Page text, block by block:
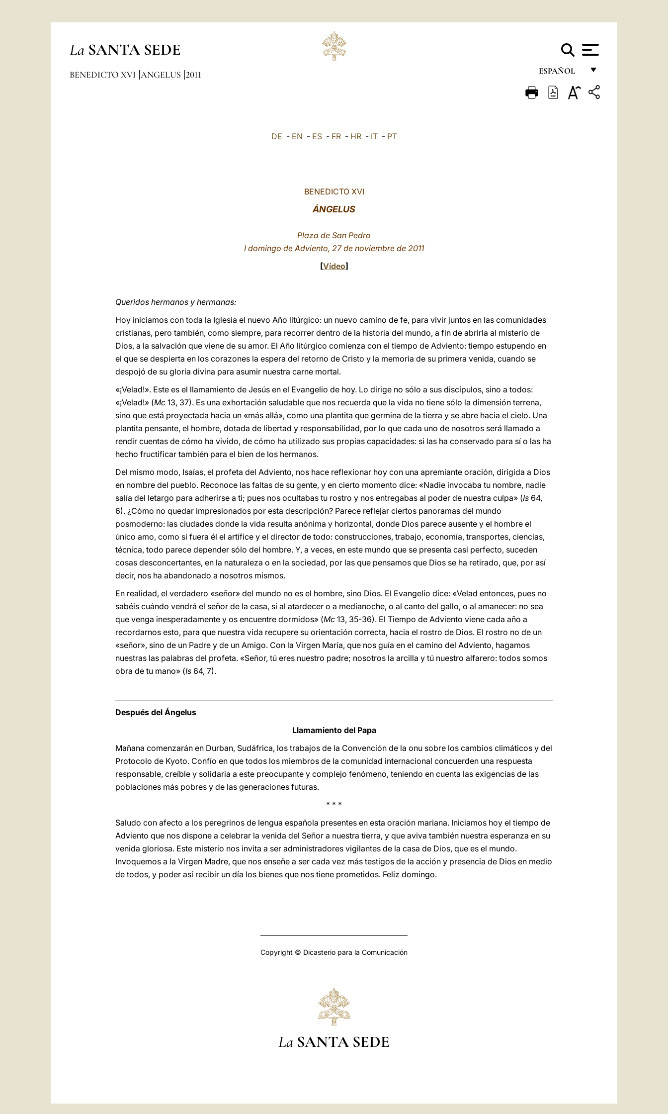
La SANTA SEDE
ESPAÑOL
FRANÇAIS
BENEDICTO XVI ANGELUS 2011
DE - EN - ES- FR- HR- IT- PT
BENEDICTO XVI
ÁNGELUS
Plaza de San Pedro
I domingo de Adviento, 27 de noviembre de 2011
[Vídeo]
Queridos hermanos y hermanas:
Hoy iniciamos con toda la Iglesia el nuevo Año litúrgico: un nuevo camino de fe, para vivir juntos en las comunidades
cristianas, pero también, como siempre, para recorrer dentro de la historia del mundo, a fin de abrirla al misterio de
Dios, a la salvación que viene de su amor. El Año litúrgico comienza con el tiempo de Adviento: tiempo estupendo en
el que se despierta en los corazones la espera del retorno de Cristo y la memoria de su primera venida, cuando se
despojó de su gloria divina para asumir nuestra carne mortal.
«¡Velad!». Este es el llamamiento de Jesús en el Evangelio de hoy. Lo dirige no sólo a sus discípulos, sino a todos:
«¡Velad!» (Mc 13, 37). Es una exhortación saludable que nos recuerda que la vida no tiene sólo la dimensión terrena,
sino que está proyectada hacia un «más allá», como una plantita que germina de la tierra y se abre hacia el cielo. Una
plantita pensante, el hombre, dotada de libertad y responsabilidad, por lo que cada uno de nosotros será llamado a
rendir cuentas de cómo ha vivido, de cómo ha utilizado sus propias capacidades: si las ha conservado para sí o las ha
hecho fructificar también para el bien de los hermanos.
Del mismo modo, Isaías, el profeta del Adviento, nos hace reflexionar hoy con una apremiante oración, dirigida a Dios
en nombre del pueblo. Reconoce las faltas de su gente, y en cierto momento dice: «Nadie invocaba tu nombre, nadie
salía del letargo para adherirse a ti; pues nos ocultabas tu rostro y nos entregabas al poder de nuestra culpa» (Is 64,
6). ¿Cómo no quedar impresionados por esta descripción? Parece reflejar ciertos panoramas del mundo
posmoderno: las ciudades donde la vida resulta anónima y horizontal, donde Dios parece ausente y el hombre el
único amo, como si fuera él el artífice y el director de todo: construcciones, trabajo, economía, transportes, ciencias,
técnica, todo parece depender sólo del hombre. Y, a veces, en este mundo que se presenta casi perfecto, suceden
cosas desconcertantes, en la naturaleza o en la sociedad, por las que pensamos que Dios se ha retirado, que, por así
decir, nos ha abandonado a nosotros mismos.
En realidad, el verdadero «señor» del mundo no es el hombre, sino Dios. El Evangelio dice: «Velad entonces, pues no
sabéis cuándo vendrá el señor de la casa, si al atardecer o a medianoche, o al canto del gallo, o al amanecer: no sea
que venga inesperadamente y os encuentre dormidos» (Mc 13, 35-36). El Tiempo de Adviento viene cada año a
recordarnos esto, para que nuestra vida recupere su orientación correcta, hacia el rostro de Dios. El rostro no de un
«señor», sino de un Padre y de un Amigo. Con la Virgen María, que nos guía en el camino del Adviento, hagamos
nuestras las palabras del profeta. «Señor, tú eres nuestro padre; nosotros la arcilla y tú nuestro alfarero: todos somos
obra de tu mano» (Is 64, 7).
Después del Ángelus
Llamamiento del Papa
Mañana comenzarán en Durban, Sudáfrica, los trabajos de la Convención de la onu sobre los cambios climáticos y del
Protocolo de Kyoto. Confío en que todos los miembros de la comunidad internacional concuerden una respuesta
responsable, creíble y solidaria a este preocupante y complejo fenómeno, teniendo en cuenta las exigencias de las
poblaciones más pobres y de las generaciones futuras.
* * *
Saludo con afecto a los peregrinos de lengua española presentes en esta oración mariana. Iniciamos hoy el tiempo de
Adviento que nos dispone a celebrar la venida del Señor a nuestra tierra, y que aviva también nuestra esperanza en su
venida gloriosa. Este misterio nos invita a ser administradores vigilantes de la casa de Dios, que es el mundo.
Invoquemos a la Virgen Madre, que nos enseñe a ser cada vez más testigos de la acción y presencia de Dios en medio
de todos, y poder así recibir un día los bienes que nos tiene prometidos. Feliz domingo.
Copyright © Dicasterio para la Comunicación
La SANTA SEDE